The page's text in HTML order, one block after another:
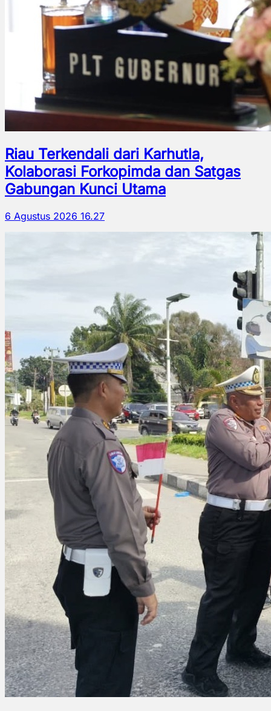
Riau Terkendali dari Karhutla,
Kolaborasi Forkopimda dan Satgas
Gabungan Kunci Utama
6 Agustus 2026 16.27